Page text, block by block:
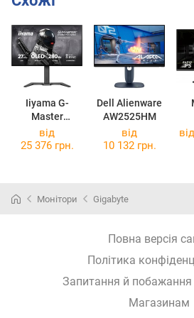
Iiyama G-
Master
GOB2701QSC-
B1
Dell Alienware
AW2525HM
від
25 376 грн.
від
10 132 грн.
Монітори Gigabyte
Повна версія
Політика
Запитання й
Магазинам